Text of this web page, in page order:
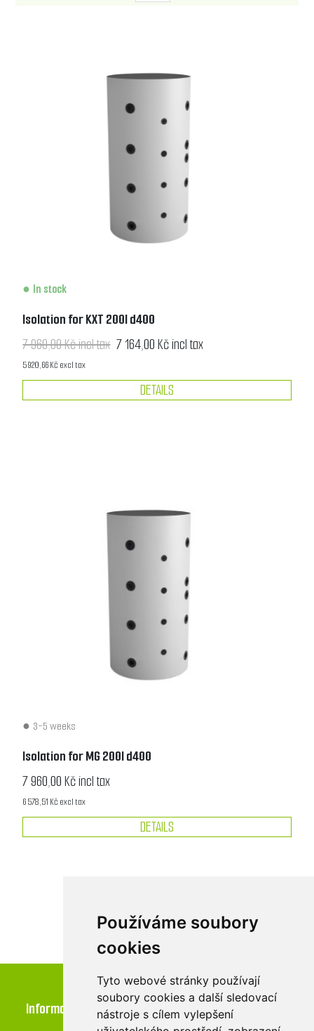
Používáme soubory
cookies
Tyto webové stránky používají
soubory cookies a další sledovací
nástroje s cílem vylepšení
In stock
Isolation for KXT 200l d400
7 960,00 Kč incl tax 7 164,00 Kč incl tax
5 920,66 Kč excl tax
DETAILS
3-5 weeks
Isolation for MG 200l d400
7 960,00 Kč incl tax
6 578,51 Kč excl tax
DETAILS
Information